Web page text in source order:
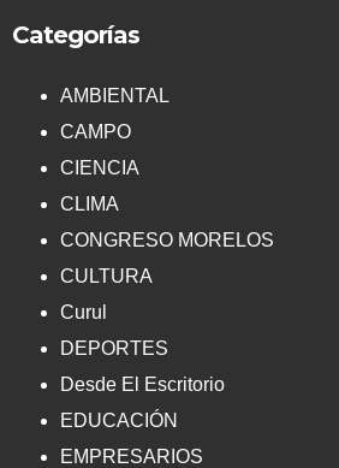
Categorías
AMBIENTAL
CAMPO
CIENCIA
CLIMA
CONGRESO MORELOS
CULTURA
Curul
DEPORTES
Desde El Escritorio
EDUCACIÓN
EMPRESARIOS